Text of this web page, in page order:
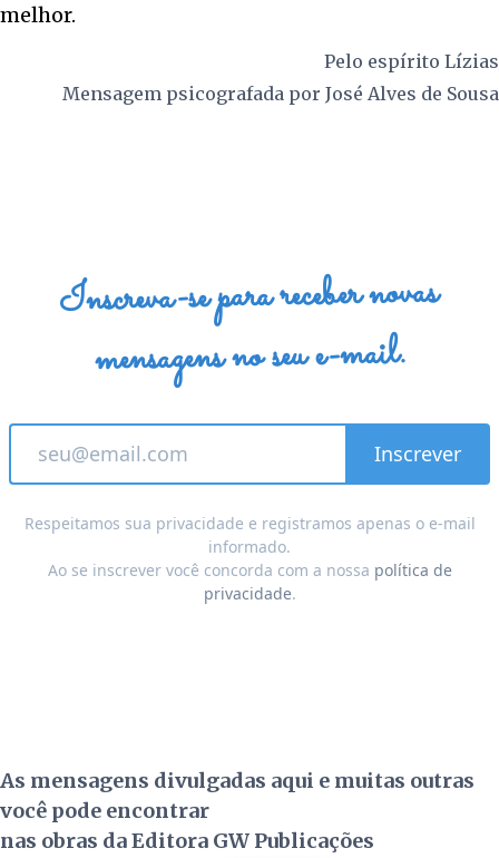
melhor.
Pelo espírito Lízias
Mensagem psicografada por José Alves de Sousa
Inscreva-se para receber novas
mensagens no seu e-mail.
Respeitamos sua privacidade e registramos apenas o e-mail
informado.
Ao se inscrever você concorda com a nossa política de
privacidade.
As mensagens divulgadas aqui e muitas outras
você pode encontrar
nas obras da Editora GW Publicações